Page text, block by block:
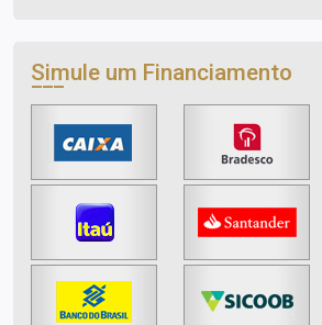
Simule um Financiamento